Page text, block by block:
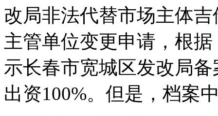
改局非法代替市场主体
主管单位变更申请，根
示长春市宽城区发改局
出资100%。但是，档案